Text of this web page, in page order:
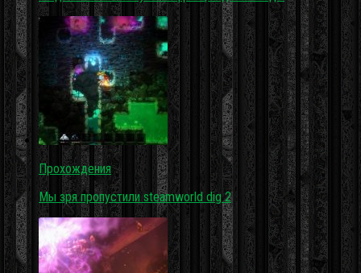
Прохождения
Мы зря пропустили steamworld dig 2